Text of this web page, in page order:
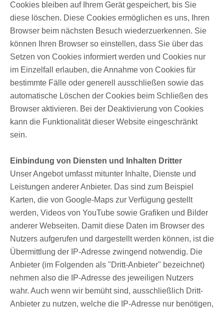
Cookies bleiben auf Ihrem Gerät gespeichert, bis Sie
diese löschen. Diese Cookies ermöglichen es uns, Ihren
Browser beim nächsten Besuch wiederzuerkennen. Sie
können Ihren Browser so einstellen, dass Sie über das
Setzen von Cookies informiert werden und Cookies nur
im Einzelfall erlauben, die Annahme von Cookies für
bestimmte Fälle oder generell ausschließen sowie das
automatische Löschen der Cookies beim Schließen des
Browser aktivieren. Bei der Deaktivierung von Cookies
kann die Funktionalität dieser Website eingeschränkt
sein.
Einbindung von Diensten und Inhalten Dritter
Unser Angebot umfasst mitunter Inhalte, Dienste und
Leistungen anderer Anbieter. Das sind zum Beispiel
Karten, die von Google-Maps zur Verfügung gestellt
werden, Videos von YouTube sowie Grafiken und Bilder
anderer Webseiten. Damit diese Daten im Browser des
Nutzers aufgerufen und dargestellt werden können, ist die
Übermittlung der IP-Adresse zwingend notwendig. Die
Anbieter (im Folgenden als "Dritt-Anbieter" bezeichnet)
nehmen also die IP-Adresse des jeweiligen Nutzers
wahr. Auch wenn wir bemüht sind, ausschließlich Dritt-
Anbieter zu nutzen, welche die IP-Adresse nur benötigen,